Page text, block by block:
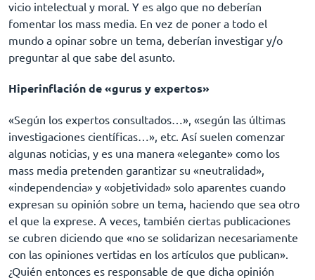
vicio intelectual y moral. Y es algo que no deberían
fomentar los mass media. En vez de poner a todo el
mundo a opinar sobre un tema, deberían investigar y/o
preguntar al que sabe del asunto.
Hiperinflación de «gurus y expertos»
«Según los expertos consultados…», «según las últimas
investigaciones científicas…», etc. Así suelen comenzar
algunas noticias, y es una manera «elegante» como los
mass media pretenden garantizar su «neutralidad»,
«independencia» y «objetividad» solo aparentes cuando
expresan su opinión sobre un tema, haciendo que sea otro
el que la exprese. A veces, también ciertas publicaciones
se cubren diciendo que «no se solidarizan necesariamente
con las opiniones vertidas en los artículos que publican».
¿Quién entonces es responsable de que dicha opinión